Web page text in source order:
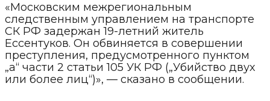
«Московским межрегиональным
следственным управлением на транспорте
СК РФ задержан 19-летний житель
Ессентуков. Он обвиняется в совершении
преступления, предусмотренного пунктом
„а“ части 2 статьи 105 УК РФ („Убийство двух
или более лиц“)», — сказано в сообщении.